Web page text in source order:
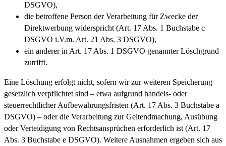
DSGVO),
die betroffene Person der Verarbeitung für Zwecke der
Direktwerbung widerspricht (Art. 17 Abs. 1 Buchstabe c
DSGVO i.V.m. Art. 21 Abs. 3 DSGVO),
ein anderer in Art. 17 Abs. 1 DSGVO genannter Löschgrund
zutrifft.
Eine Löschung erfolgt nicht, sofern wir zur weiteren Speicherung
gesetzlich verpflichtet sind – etwa aufgrund handels- oder
steuerrechtlicher Aufbewahrungsfristen (Art. 17 Abs. 3 Buchstabe a
DSGVO) – oder die Verarbeitung zur Geltendmachung, Ausübung
oder Verteidigung von Rechtsansprüchen erforderlich ist (Art. 17
Abs. 3 Buchstabe e DSGVO). Weitere Ausnahmen ergeben sich aus